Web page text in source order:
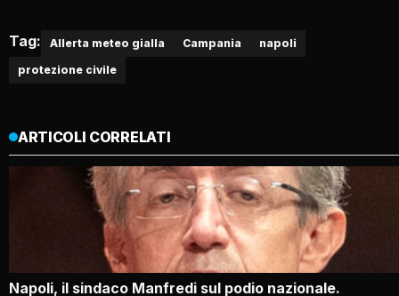
Tag: Allerta meteo gialla Campania
napoli
protezione civile
ARTICOLI CORRELATI
Napoli, il sindaco Manfredi sul podio nazionale.